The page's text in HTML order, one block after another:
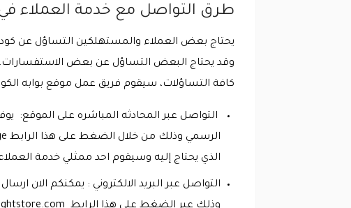
طرق التواصل مع خدمة العملاء
وقد يحتاج البعض التساؤل عن بعض الاستفسارات،
كافة التساؤلات، سيقوم فريق عمل موقع بوابه
التواصل عبر المحادثه المباشره على الموقع:
الذي يحتاج إليه وسيقوم احد ممثلي خدمة
التواصل عبر البريد الالكتروني : يمكنكم الان